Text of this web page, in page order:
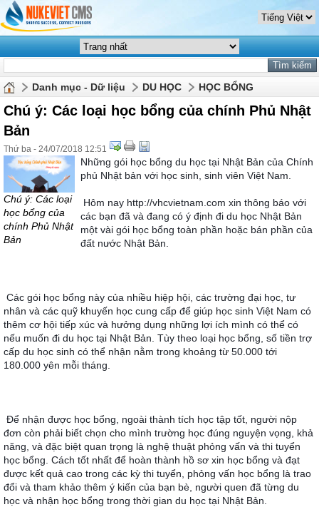
Danh mục - Dữ liệu DU HỌC HỌC BỔNG
Chú ý: Các loại học bổng của chính Phủ Nhật
Bản
Thứ ba - 24/07/2018 12:51
Chú ý: Các loại
học bổng của
chính Phủ Nhật
Bản
Những gói học bổng du học tại Nhật Bản của Chính
phủ Nhật bản với học sinh, sinh viên Việt Nam.
Hôm nay http://vhcvietnam.com xin thông báo với
các bạn đã và đang có ý định đi du học Nhật Bản
một vài gói học bổng toàn phần hoặc bán phần của
đất nước Nhật Bản.
Các gói học bổng này của nhiều hiệp hội, các trường đại học, tư
nhân và các quỹ khuyến học cung cấp để giúp học sinh Việt Nam có
thêm cơ hội tiếp xúc và hưởng dụng những lợi ích mình có thể có
nếu muốn đi du học tại Nhật Bản. Tùy theo loại học bổng, số tiền trợ
cấp du học sinh có thể nhận nằm trong khoảng từ 50.000 tới
180.000 yên mỗi tháng.
Để nhận được học bổng, ngoài thành tích học tập tốt, người nộp
đơn còn phải biết chọn cho mình trường học đúng nguyện vọng, khả
năng, và đặc biệt quan trọng là nghệ thuật phỏng vấn và thi tuyển
học bổng. Cách tốt nhất để hoàn thành hồ sơ xin học bổng và đạt
được kết quả cao trong các kỳ thi tuyển, phỏng vấn học bổng là trao
đổi và tham khảo thêm ý kiến của bạn bè, người quen đã từng du
học và nhận học bổng trong thời gian du học tại Nhật Bản.